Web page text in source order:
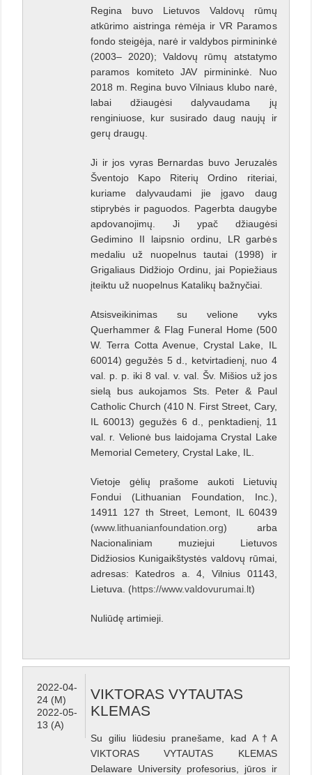
Regina buvo Lietuvos Valdovų rūmų
atkūrimo aistringa rėmėja ir VR Paramos
fondo steigėja, narė ir valdybos pirmininkė
(2003– 2020); Valdovų rūmų atstatymo
paramos komiteto JAV pirmininkė. Nuo
2018 m. Regina buvo Vilniaus klubo narė,
labai džiaugėsi dalyvaudama jų
renginiuose, kur susirado daug naujų ir
gerų draugų.
Ji ir jos vyras Bernardas buvo Jeruzalės
Šventojo Kapo Riterių Ordino riteriai,
kuriame dalyvaudami jie įgavo daug
stiprybės ir paguodos. Pagerbta daugybe
apdovanojimų. Ji ypač džiaugėsi
Gedimino II laipsnio ordinu, LR garbės
medaliu už nuopelnus tautai (1998) ir
Grigaliaus Didžiojo Ordinu, jai Popiežiaus
įteiktu už nuopelnus Katalikų bažnyčiai.
Atsisveikinimas su velione vyks
Querhammer & Flag Funeral Home (500
W. Terra Cotta Avenue, Crystal Lake, IL
60014) gegužės 5 d., ketvirtadienį, nuo 4
val. p. p. iki 8 val. v. val. Šv. Mišios už jos
sielą bus aukojamos Sts. Peter & Paul
Catholic Church (410 N. First Street, Cary,
IL 60013) gegužės 6 d., penktadienį, 11
val. r. Velionė bus laidojama Crystal Lake
Memorial Cemetery, Crystal Lake, IL.
Vietoje gėlių prašome aukoti Lietuvių
Fondui (Lithuanian Foundation, Inc.),
14911 127 th Street, Lemont, IL 60439
(www.lithuanianfoundation.org) arba
Nacionaliniam muziejui Lietuvos
Didžiosios Kunigaikštystės valdovų rūmai,
adresas: Katedros a. 4, Vilnius 01143,
Lietuva. (https://www.valdovurumai.lt)
Nuliūdę artimieji.
2022-04-
24 (M)
2022-05-
13 (A)
VIKTORAS VYTAUTAS
KLEMAS
Su giliu liūdesiu pranešame, kad A†A
VIKTORAS VYTAUTAS KLEMAS
Delaware University profesorius, jūros ir